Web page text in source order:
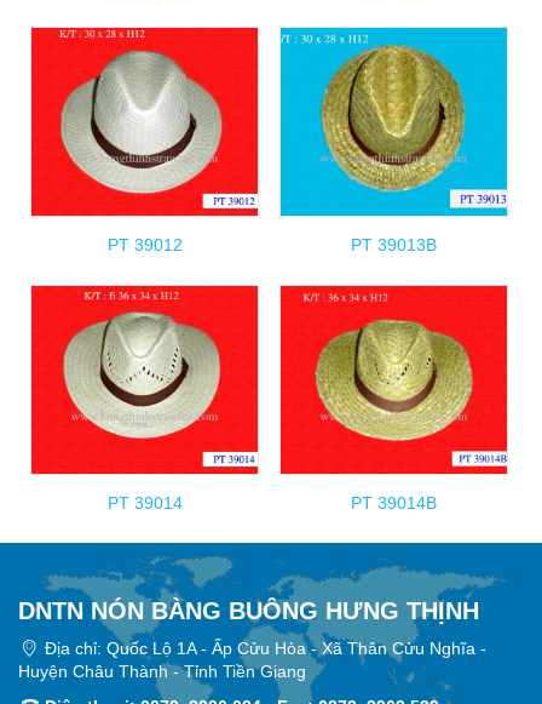
PT 39012 PT 39013B
PT 39014 PT 39014B
DNTN NÓN BÀNG BUÔNG HƯNG THỊNH
Địa chỉ: Quốc Lộ 1A - Ấp Cửu Hòa - Xã Thân Cửu Nghĩa -
Huyện Châu Thành - Tỉnh Tiền Giang